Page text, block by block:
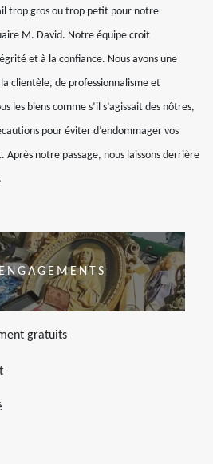
trop gros ou trop petit pour notre
M. David. Notre équipe croit
et à la confiance. Nous avons une
clientèle, de professionnalisme et
les biens comme s’il s’agissait des nôtres,
pour éviter d’endommager vos
Après notre passage, nous laissons derrière
gratuits